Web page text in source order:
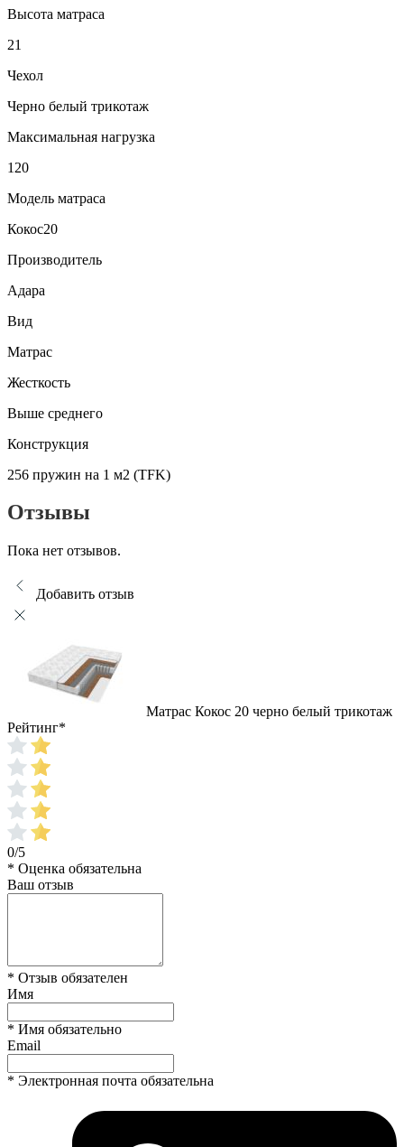
Высота матраса
21
Чехол
Черно белый трикотаж
Максимальная нагрузка
120
Модель матраса
Кокос20
Производитель
Адара
Вид
Матрас
Жесткость
Выше среднего
Конструкция
256 пружин на 1 м2 (TFK)
Отзывы
Пока нет отзывов.
Добавить отзыв
Матрас Кокос 20 черно белый трикотаж
Рейтинг*
0/5
* Оценка обязательна
Ваш отзыв
* Отзыв обязателен
Имя
* Имя обязательно
Email
* Электронная почта обязательна